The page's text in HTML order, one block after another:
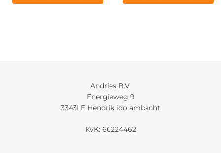
Andries B.V.
Energieweg 9
3343LE Hendrik ido ambacht
KvK: 66224462